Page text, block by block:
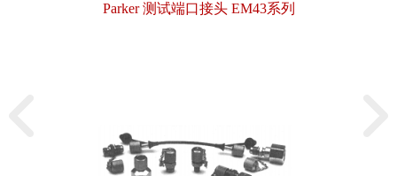
Parker 测试端口接头 EM43系列